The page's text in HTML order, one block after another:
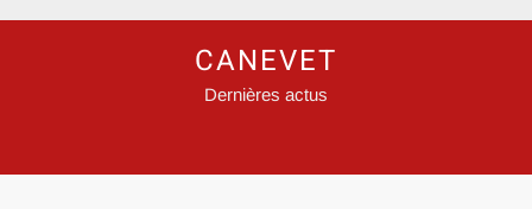
CANEVET
Dernières actus